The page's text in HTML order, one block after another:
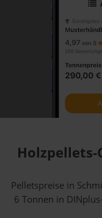
Pelletspreise in
6 Tonnen in